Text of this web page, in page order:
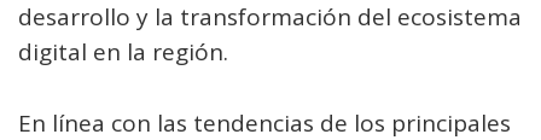
desarrollo y la transformación del ecosistema
digital en la región.
En línea con las tendencias de los principales